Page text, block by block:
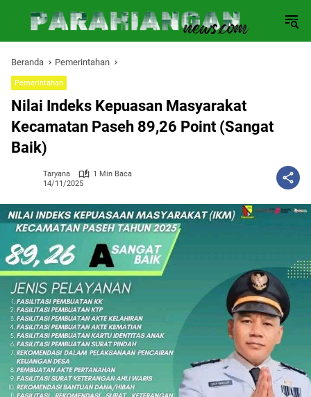
Beranda Pemerintahan
Pemerintahan
Nilai Indeks Kepuasan Masyarakat
Kecamatan Paseh 89,26 Point (Sangat
Baik)
Taryana
1 Min Baca
14/11/2025